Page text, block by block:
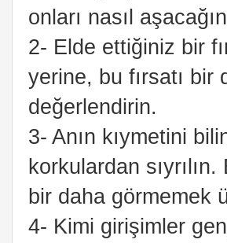
onları nasıl
2- Elde ettiğiniz bir
yerine, bu fırsatı
değerlendirin.
3- Anın kıymetini
korkulardan
bir daha görmemek
4- Kimi girişimler